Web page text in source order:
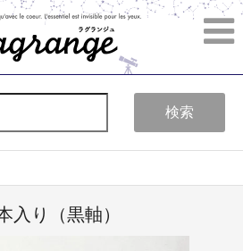
検索
り（黒軸）